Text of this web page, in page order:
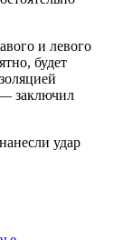
и левого
будет
заключил
удар